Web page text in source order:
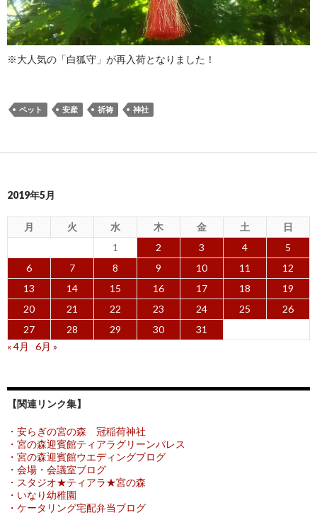
※大人気の「白狐守」が再入荷となりました！
ペット 安産 祈祷 神社
2019年5月
月 火 水 木 金 土
日
1
2 3 4
5
6
7 8 9 10 11
12
13
14 15 16 17 18
19
20
21 22 23 24 25
26
27
28 29 30
31
« 4月
6月 »
【関連リンク集】
・安らぎの宮の森 冠稲荷神社
・宮の森迎賓館ティアラグリーンパレス
・宮の森迎賓館ウエディングブログ
・会場・会議室ブログ
・スタジオ★ティアラ★宮の森
・いなり幼稚園
・ケータリング宅配弁当ブログ